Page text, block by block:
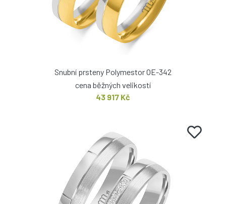
Snubní prsteny Polymestor OE-342
cena běžných velikostí
43 917 Kč